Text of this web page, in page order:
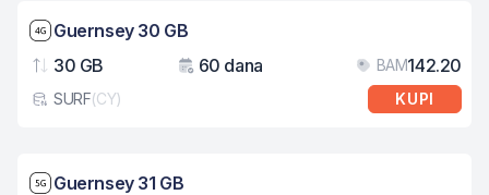
Brzina mreže: 4G
Guernsey 30 GB
Podaci
30 GB
Važenje
60 dana BAM142.20
Tip eSIM kartice
SURF(CY) KUPI
Brzina mreže: 5G
Guernsey 31 GB